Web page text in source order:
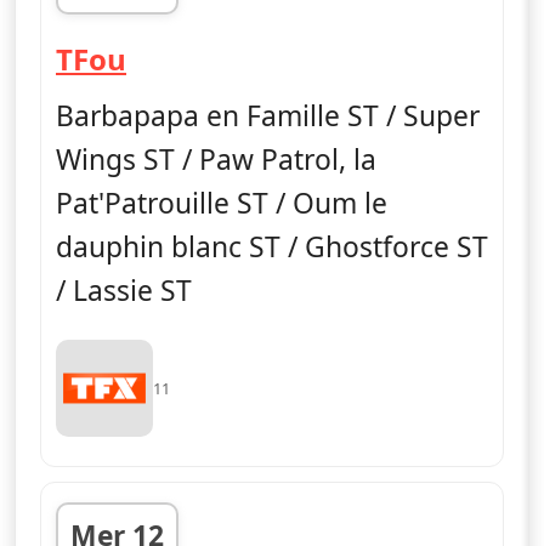
fin 11h40
TFou
Barbapapa en Famille ST / Super
Wings ST / Paw Patrol, la
Pat'Patrouille ST / Oum le
dauphin blanc ST / Ghostforce ST
/ Lassie ST
11
Mer 12